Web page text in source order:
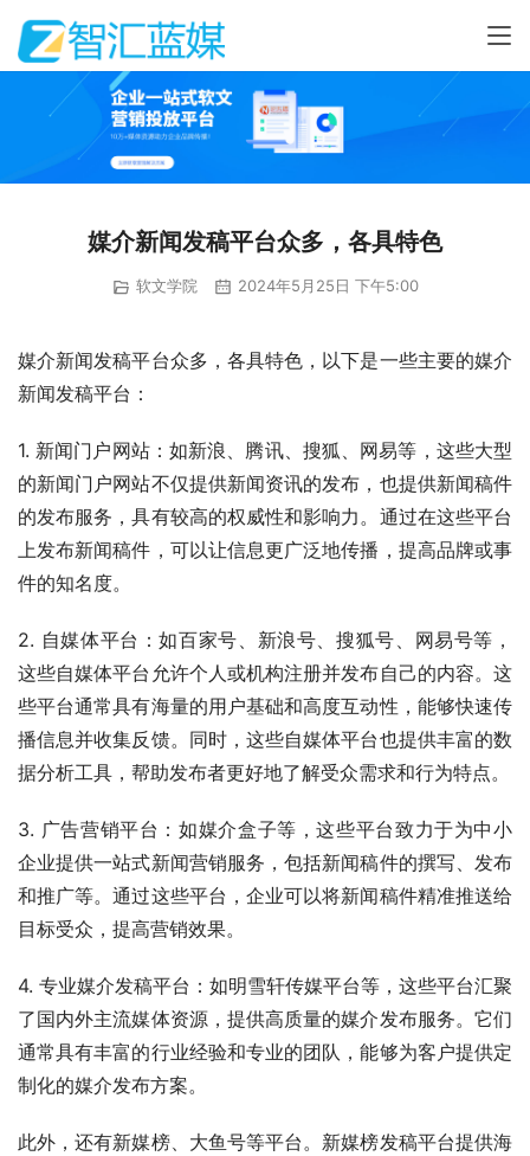
媒介新闻发稿平台众多，各具特色
软文学院 2024年5月25日 下午5:00
媒介新闻发稿平台众多，各具特色，以下是一些主要的媒介
新闻发稿平台：
1. 新闻门户网站：如新浪、腾讯、搜狐、网易等，这些大型
的新闻门户网站不仅提供新闻资讯的发布，也提供新闻稿件
的发布服务，具有较高的权威性和影响力。通过在这些平台
上发布新闻稿件，可以让信息更广泛地传播，提高品牌或事
件的知名度。
2. 自媒体平台：如百家号、新浪号、搜狐号、网易号等，
这些自媒体平台允许个人或机构注册并发布自己的内容。这
些平台通常具有海量的用户基础和高度互动性，能够快速传
播信息并收集反馈。同时，这些自媒体平台也提供丰富的数
据分析工具，帮助发布者更好地了解受众需求和行为特点。
3. 广告营销平台：如媒介盒子等，这些平台致力于为中小
企业提供一站式新闻营销服务，包括新闻稿件的撰写、发布
和推广等。通过这些平台，企业可以将新闻稿件精准推送给
目标受众，提高营销效果。
4. 专业媒介发稿平台：如明雪轩传媒平台等，这些平台汇聚
了国内外主流媒体资源，提供高质量的媒介发布服务。它们
通常具有丰富的行业经验和专业的团队，能够为客户提供定
制化的媒介发布方案。
此外，还有新媒榜、大鱼号等平台。新媒榜发稿平台提供海